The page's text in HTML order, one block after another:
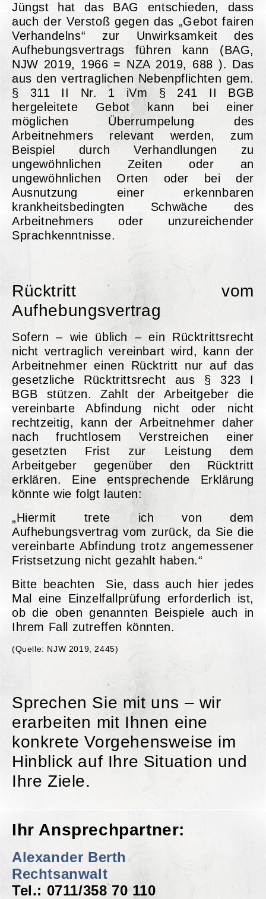
Jüngst hat das BAG entschieden, dass
auch der Verstoß gegen das „Gebot fairen
Verhandelns“ zur Unwirksamkeit des
Aufhebungsvertrags führen kann (BAG,
NJW 2019, 1966 = NZA 2019, 688 ). Das
aus den vertraglichen Nebenpflichten gem.
§ 311 II Nr. 1 iVm § 241 II BGB
hergeleitete Gebot kann bei einer
möglichen Überrumpelung des
Arbeitnehmers relevant werden, zum
Beispiel durch Verhandlungen zu
ungewöhnlichen Zeiten oder an
ungewöhnlichen Orten oder bei der
Ausnutzung einer erkennbaren
krankheitsbedingten Schwäche des
Arbeitnehmers oder unzureichender
Sprachkenntnisse.
Rücktritt vom
Aufhebungsvertrag
Sofern – wie üblich – ein Rücktrittsrecht
nicht vertraglich vereinbart wird, kann der
Arbeitnehmer einen Rücktritt nur auf das
gesetzliche Rücktrittsrecht aus § 323 I
BGB stützen. Zahlt der Arbeitgeber die
vereinbarte Abfindung nicht oder nicht
rechtzeitig, kann der Arbeitnehmer daher
nach fruchtlosem Verstreichen einer
gesetzten Frist zur Leistung dem
Arbeitgeber gegenüber den Rücktritt
erklären. Eine entsprechende Erklärung
könnte wie folgt lauten:
„Hiermit trete ich von dem
Aufhebungsvertrag vom zurück, da Sie die
vereinbarte Abfindung trotz angemessener
Fristsetzung nicht gezahlt haben.“
Bitte beachten Sie, dass auch hier jedes
Mal eine Einzelfallprüfung erforderlich ist,
ob die oben genannten Beispiele auch in
Ihrem Fall zutreffen könnten.
(Quelle: NJW 2019, 2445)
Sprechen Sie mit uns – wir
erarbeiten mit Ihnen eine
konkrete Vorgehensweise im
Hinblick auf Ihre Situation und
Ihre Ziele.
Ihr Ansprechpartner:
Alexander Berth
Rechtsanwalt
Tel.: 0711/358 70 110